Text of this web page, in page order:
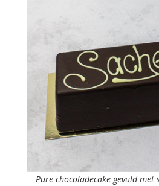
Pure chocoladecake gevuld met